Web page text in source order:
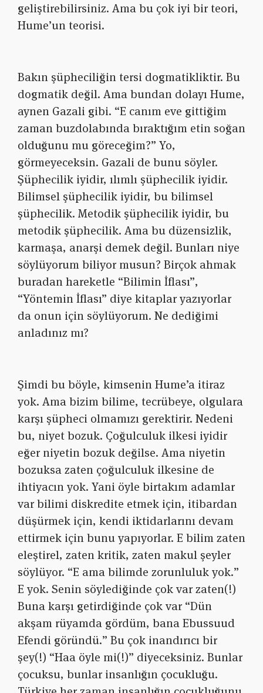
geliştirebilirsiniz. Ama bu çok iyi bir teori,
Hume’un teorisi.
Bakın şüpheciliğin tersi dogmatikliktir. Bu
dogmatik değil. Ama bundan dolayı Hume,
aynen Gazali gibi. “E canım eve gittiğim
zaman buzdolabında bıraktığım etin soğan
olduğunu mu göreceğim?” Yo,
görmeyeceksin. Gazali de bunu söyler.
Şüphecilik iyidir, ılımlı şüphecilik iyidir.
Bilimsel şüphecilik iyidir, bu bilimsel
şüphecilik. Metodik şüphecilik iyidir, bu
metodik şüphecilik. Ama bu düzensizlik,
karmaşa, anarşi demek değil. Bunları niye
söylüyorum biliyor musun? Birçok ahmak
buradan hareketle “Bilimin İflası”,
“Yöntemin İflası” diye kitaplar yazıyorlar
da onun için söylüyorum. Ne dediğimi
anladınız mı?
Şimdi bu böyle, kimsenin Hume’a itiraz
yok. Ama bizim bilime, tecrübeye, olgulara
karşı şüpheci olmamızı gerektirir. Nedeni
bu, niyet bozuk. Çoğulculuk ilkesi iyidir
eğer niyetin bozuk değilse. Ama niyetin
bozuksa zaten çoğulculuk ilkesine de
ihtiyacın yok. Yani öyle birtakım adamlar
var bilimi diskredite etmek için, itibardan
düşürmek için, kendi iktidarlarını devam
ettirmek için bunu yapıyorlar. E bilim zaten
eleştirel, zaten kritik, zaten makul şeyler
söylüyor. “E ama bilimde zorunluluk yok.”
E yok. Senin söylediğinde çok var zaten(!)
Buna karşı getirdiğinde çok var “Dün
akşam rüyamda gördüm, bana Ebussuud
Efendi göründü.” Bu çok inandırıcı bir
şey(!) “Haa öyle mi(!)” diyeceksiniz. Bunlar
çocuksu, bunlar insanlığın çocukluğu.